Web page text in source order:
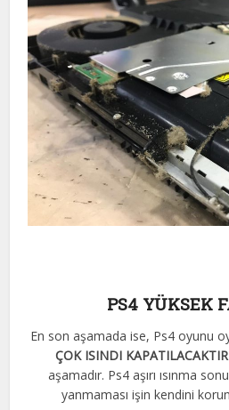
PS4 YÜKSEK
En son aşamada ise, Ps4 oyunu
ÇOK ISINDI KAPATILACAKTIR
aşamadır. Ps4 aşırı ısınma
yanmaması işin kendini